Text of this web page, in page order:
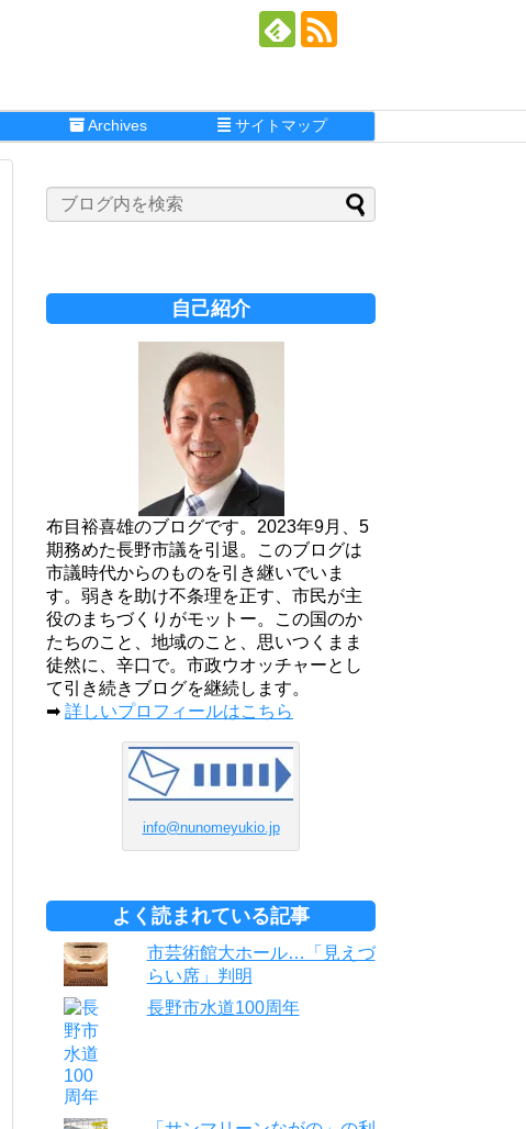
Archives サイトマップ
自己紹介
布目裕喜雄のブログです。2023年9月、5
期務めた長野市議を引退。このブログは
市議時代からのものを引き継いでいま
す。弱きを助け不条理を正す、市民が主
役のまちづくりがモットー。この国のか
たちのこと、地域のこと、思いつくまま
徒然に、辛口で。市政ウオッチャーとし
て引き続きブログを継続します。
➡ 詳しいプロフィールはこちら
info@nunomeyukio.jp
よく読まれている記事
市芸術館大ホール…「見えづ
らい席」判明
長野市水道100周年